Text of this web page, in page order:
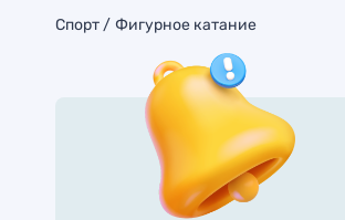
Спорт Фигурное катание